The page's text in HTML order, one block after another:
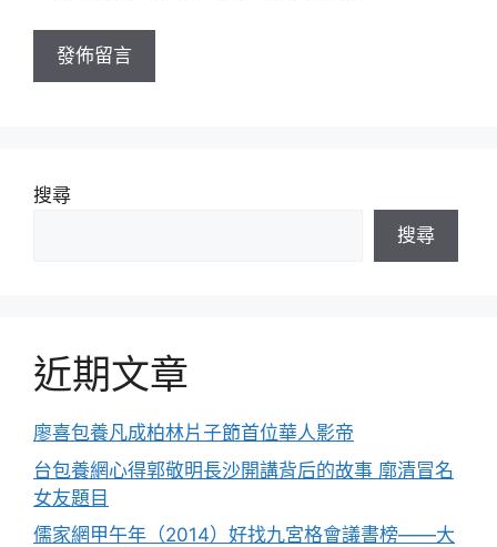
址
搜尋
搜尋
近期文章
廖喜包養凡成柏林片子節首位華人影帝
台包養網心得郭敬明長沙開講背后的故事 廓清冒名
女友題目
儒家網甲午年（2014）好找九宮格會議書榜——大